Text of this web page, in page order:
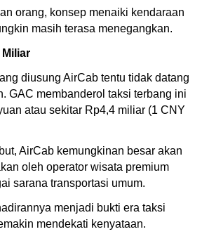
orang, konsep menaiki kendaraan
masih terasa menegangkan.
Miliar
diusung AirCab tentu tidak datang
GAC membanderol taksi terbang ini
atau sekitar Rp4,4 miliar (1 CNY
AirCab kemungkinan besar akan
oleh operator wisata premium
sarana transportasi umum.
menjadi bukti era taksi
mendekati kenyataan.